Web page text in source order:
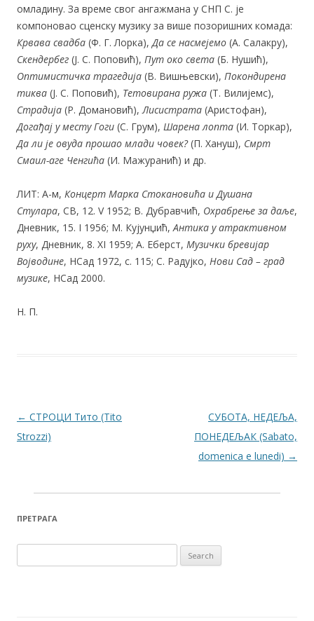
омладину. За време свог ангажмана у СНП С. је
компоновао сценску музику за више позоришних комада:
Крвава свадба (Ф. Г. Лорка),Да се насмејемо (А. Салакру),
Скендербег (Ј. С. Поповић), Пут око света (Б. Нушић),
Оптимистичка трагедија (В. Вишњевски), Покондирена
тиква (Ј. С. Поповић), Тетовирана ружа (Т. Вилијемс),
Страдија (Р. Домановић),Лисистрата (Аристофан),
Догађај у месту Гоги (С. Грум), Шарена лопта (И. Торкар),
Да ли је овуда прошао млади човек?(П. Хануш), Смрт
Смаил-аге Ченгића (И. Мажуранић) и др.
ЛИТ: А-м, Концерт Марка Стокановића и Душана
Стулара, СВ, 12. V 1952; В. Дубравчић, Охрабрење за даље,
Дневник, 15. I 1956; М. Кујунџић,Антика у атрактивном
руху, Дневник, 8. XI 1959; А. Еберст, Музички бревијар
Војводине, НСад 1972, с. 115; С. Радујко, Нови Сад – град
музике, НСад 2000.
Н. П.
Post navigation
← СТРОЦИ Тито (Tito
Strozzi)
СУБОТА, НЕДЕЉА,
ПОНЕДЕЉАК (Sabato,
domenica e lunedi) →
ПРЕТРАГА